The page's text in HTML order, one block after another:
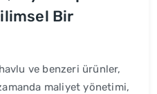
Bir
ve benzeri ürünler,
maliyet yönetimi,